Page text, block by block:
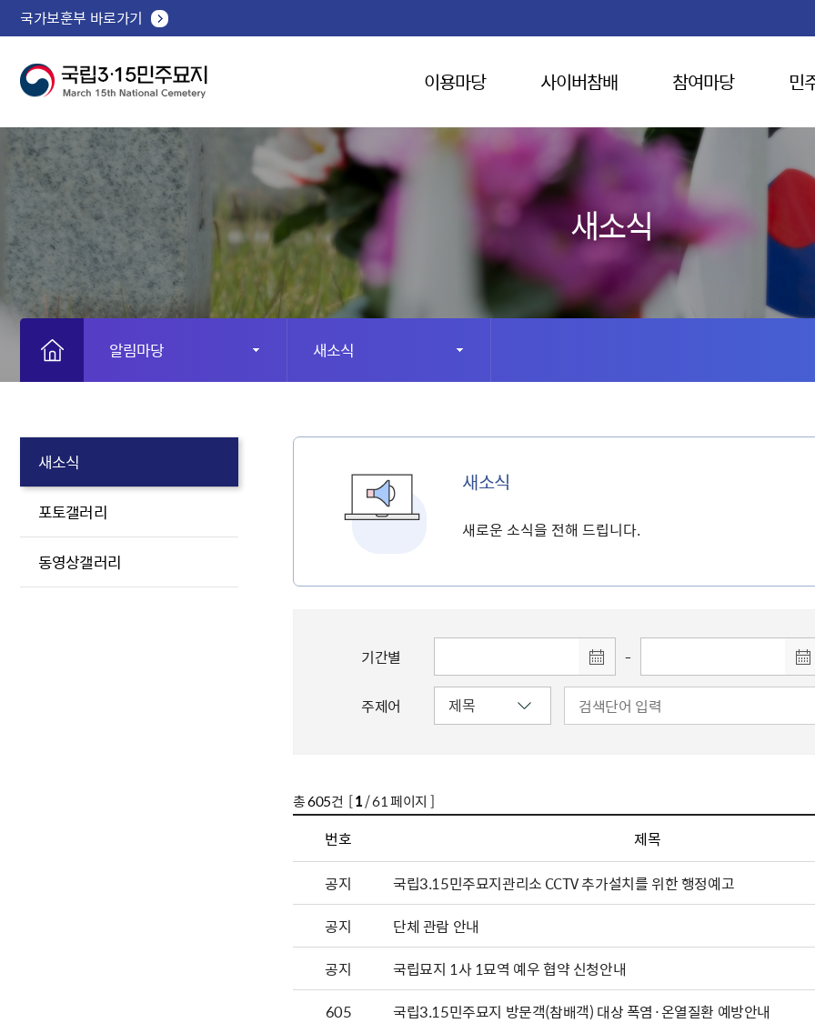
국가보훈부 바로가기
이용마당 사이버참배 참여마당 민
새소식
알림마당 새소식
새소식
포토갤러리
동영상갤러리
새소식
새로운 소식을 전해 드립니다.
기간별 -
주제어
총605건 [1/ 61 페이지 ]
번호 제목
공지
국립3.15민주묘지관리소 CCTV 추가설치를 위한 행정예고
공지
단체 관람 안내
공지
국립묘지 1사 1묘역 예우 협약 신청안내
605
국립3.15민주묘지 방문객(참배객) 대상 폭염·온열질환 예방안내